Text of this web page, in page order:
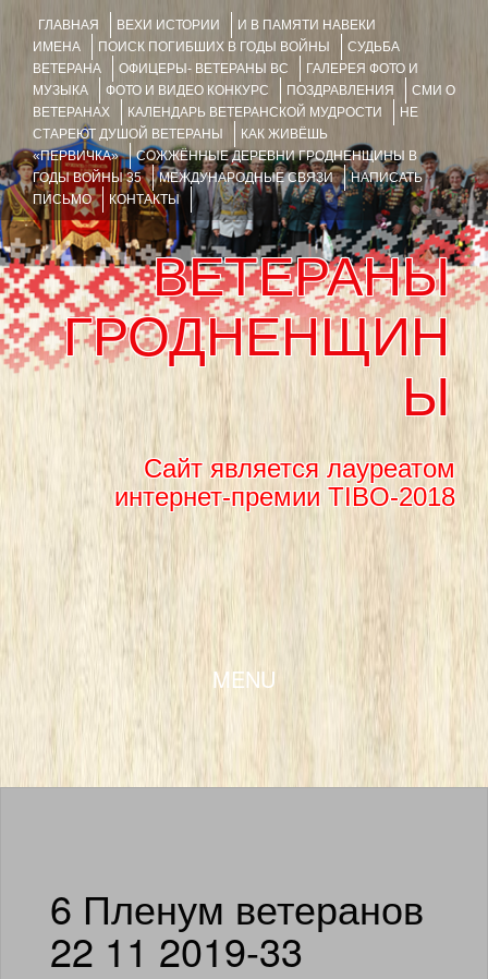
ГЛАВНАЯ ВЕХИ ИСТОРИИ
И В ПАМЯТИ НАВЕКИ
ИМЕНА
ПОИСК ПОГИБШИХ В ГОДЫ ВОЙНЫ
СУДЬБА
ВЕТЕРАНА
ОФИЦЕРЫ- ВЕТЕРАНЫ ВС
ГАЛЕРЕЯ ФОТО И
МУЗЫКА
ФОТО И ВИДЕО КОНКУРС ПОЗДРАВЛЕНИЯ
СМИ О
ВЕТЕРАНАХ
КАЛЕНДАРЬ ВЕТЕРАНСКОЙ МУДРОСТИ
НЕ
СТАРЕЮТ ДУШОЙ ВЕТЕРАНЫ
КАК ЖИВЁШЬ
«ПЕРВИЧКА»
СОЖЖЁННЫЕ ДЕРЕВНИ ГРОДНЕНЩИНЫ В
ГОДЫ ВОЙНЫ 35
МЕЖДУНАРОДНЫЕ СВЯЗИ
НАПИСАТЬ
ПИСЬМО
КОНТАКТЫ
ВЕТЕРАНЫ
ГРОДНЕНЩИН
Ы
Сайт является лауреатом
интернет-премии TIBO-2018
MENU
SKIP TO CONTENT
6 Пленум ветеранов
22 11 2019-33